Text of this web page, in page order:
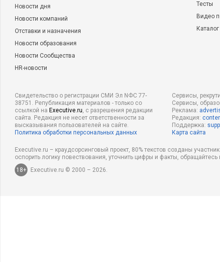
Новости дня
Новости компаний
Отставки и назначения
Новости образования
Новости Сообщества
HR-новости
Тесты
Видео
Свидетельство о регистрации СМИ Эл NФС 77-
38751. Републикация материалов - только со
ссылкой на Executive.ru, с разрешения редакции
сайта. Редакция не несет ответственности за
высказывания пользователей на сайте.
Политика обработки персональных данных
Сервисы,
Сервисы,
Реклама:
Редакция:
Поддержка:
Карта сайта
Executive.ru – краудсорсинговый проект, 80% текстов созданы
оспорить логику повествования, уточнить цифры и факты,
18+
Executive.ru © 2000 – 2026.